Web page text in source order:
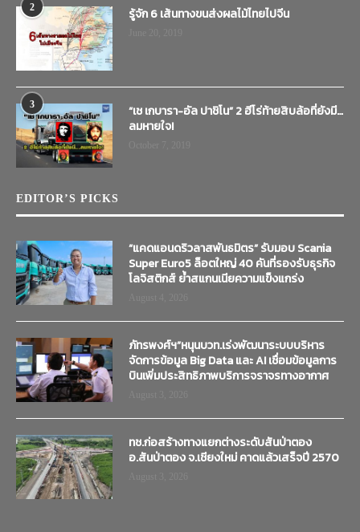
2 รู้จัก 6 เส้นทางขนส่งผลไม้ไทยไปจีน
3
“เช เกบารา-อัล ปาชิโน” 2 ฮีโร่ท้ายสิบล้อที่ยังมี…
ลมหายใจ!
EDITOR’S PICKS
“แคดแอนดริวลาสพันธมิตร” รับมอบ Scania
Super Euro5 ล็อตใหญ่ 40 คันที่รองรับธุรกิจ
โลจิสติกส์ ย้ำสแกนเนียความแข็งแกร่ง
ภัทรพงศ์ฯ”หนุนบวท.เร่งพัฒนาระบบบริหาร
จัดการข้อมูล Big Data และ AI เชื่อมข้อมูลการ
บินเพิ่มประสิทธิภาพบริการจราจรทางอากาศ
ทช.ก่อสร้างทางแยกต่างระดับสันป่าตอง
อ.สันป่าตอง จ.เชียงใหม่ คาดแล้วเสร็จปี 2570